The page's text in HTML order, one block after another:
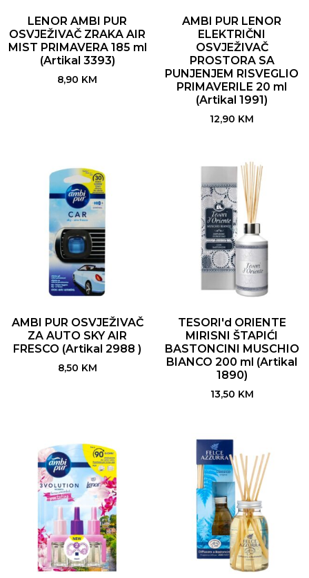
LENOR AMBI PUR
OSVJEŽIVAČ ZRAKA AIR
MIST PRIMAVERA 185 ml
(Artikal 3393)
8,90 KM
AMBI PUR LENOR
ELEKTRIČNI
OSVJEŽIVAČ
PROSTORA SA
PUNJENJEM RISVEGLIO
PRIMAVERILE 20 ml
(Artikal 1991)
12,90 KM
AMBI PUR OSVJEŽIVAČ
ZA AUTO SKY AIR
FRESCO (Artikal 2988 )
8,50 KM
TESORI'd ORIENTE
MIRISNI ŠTAPIĆI
BASTONCINI MUSCHIO
BIANCO 200 ml (Artikal
1890)
13,50 KM